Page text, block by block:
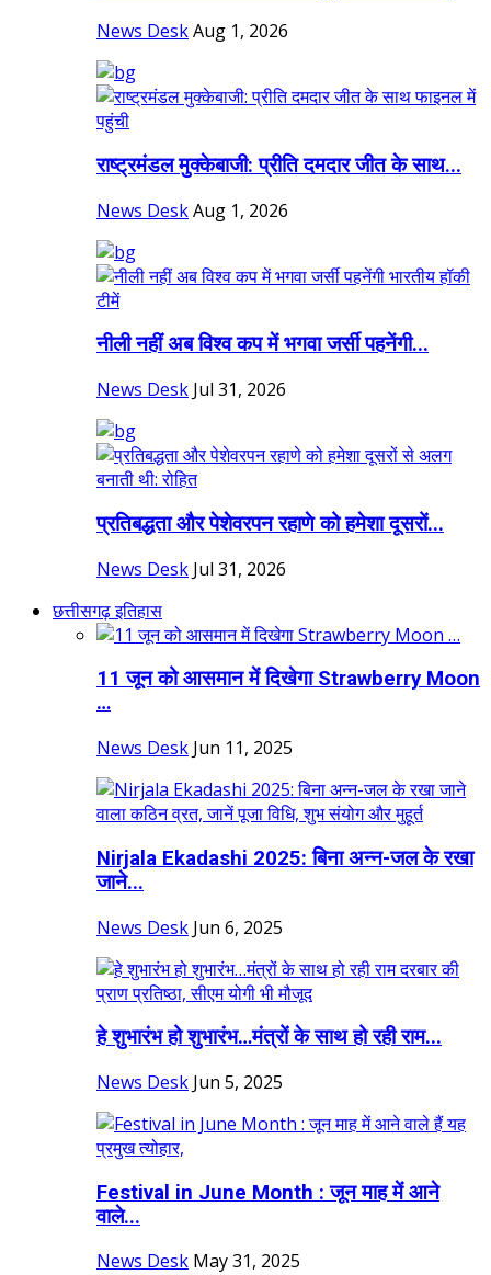
News DeskAug 1, 2026
राष्ट्रमंडल मुक्केबाजी: प्रीति दमदार जीत के साथ...
News DeskAug 1, 2026
नीली नहीं अब विश्व कप में भगवा जर्सी पहनेंगी...
News Desk Jul 31, 2026
प्रतिबद्धता और पेशेवरपन रहाणे को हमेशा दूसरों...
News Desk Jul 31, 2026
छत्तीसगढ़ इतिहास
11 जून को आसमान में दिखेगा Strawberry Moon
…
News Desk Jun 11, 2025
Nirjala Ekadashi 2025: बिना अन्न-जल के रखा
जाने...
News Desk Jun 6, 2025
हे शुभारंभ हो शुभारंभ…मंत्रों के साथ हो रही राम...
News Desk Jun 5, 2025
Festival in June Month : जून माह में आने
वाले...
News Desk May 31, 2025